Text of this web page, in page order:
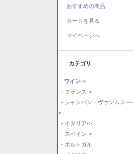
おすすめの商品
カートを見る
マイページへ
カテゴリ
ワイン->
- フランス->
- シャンパン・ヴァンムスー-
>
- イタリア->
- スペイン->
- ポルトガル